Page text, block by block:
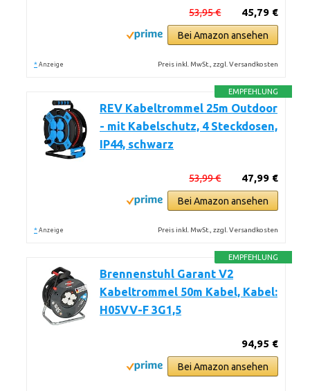
45,79 €
53,95 €
Bei Amazon ansehen
* Anzeige Preis inkl. MwSt., zzgl. Versandkosten
EMPFEHLUNG
REV Kabeltrommel 25m Outdoor
- mit Kabelschutz, 4 Steckdosen,
IP44, schwarz
47,99 €
53,99 €
Bei Amazon ansehen
* Anzeige Preis inkl. MwSt., zzgl. Versandkosten
EMPFEHLUNG
Brennenstuhl Garant V2
Kabeltrommel 50m Kabel, Kabel:
H05VV-F 3G1,5
94,95 €
Bei Amazon ansehen